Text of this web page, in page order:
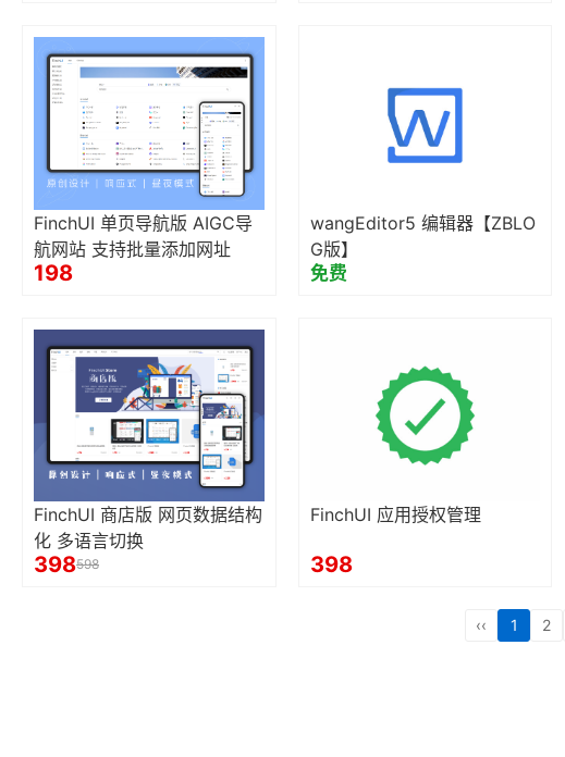
FinchUI 单页导航版 AIGC导
航网站 支持批量添加网址
198
wangEditor5 编辑器【ZBLO
G版】
免费
FinchUI 商店版 网页数据结构
化 多语言切换
398598
FinchUI 应用授权管理
398
‹‹ 1 2